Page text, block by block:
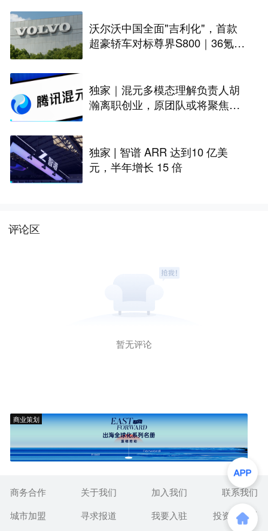
沃尔沃中国全面"吉利化"，首款
超豪轿车对标尊界S800｜36氪独
独家｜混元多模态理解负责人胡
瀚离职创业，原团队或将聚焦世
独家 | 智谱 ARR 达到10 亿美
元，半年增长 15 倍
评论区
暂无评论
商业策划
商务合作 关于我们 加入我们
联系我们
城市加盟
寻求报道 我要入驻 投资者关系